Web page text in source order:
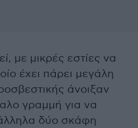
με μικρές εστίες να
έχει πάρει μεγάλη
άνοιξαν
γραμμή για να
δύο σκάφη